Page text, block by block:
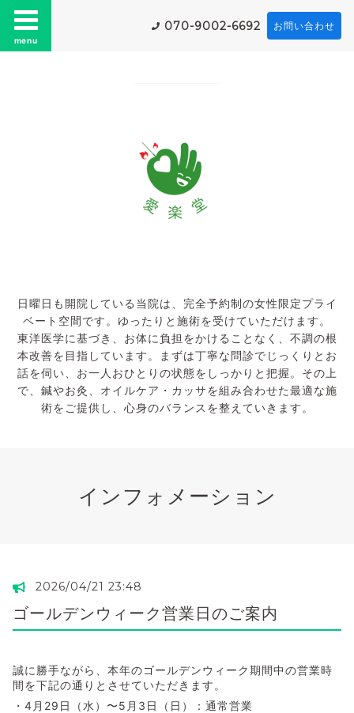
menu
070-9002-6692 お問い合わせ
日曜日も開院している当院は、完全予約制の女性限定プライ
ベート空間です。ゆったりと施術を受けていただけます。
東洋医学に基づき、お体に負担をかけることなく、不調の根
本改善を目指しています。まずは丁寧な問診でじっくりとお
話を伺い、お一人おひとりの状態をしっかりと把握。その上
で、鍼やお灸、オイルケア・カッサを組み合わせた最適な施
術をご提供し、心身のバランスを整えていきます。
インフォメーション
2026/04/21 23:48
ゴールデンウィーク営業日のご案内
誠に勝手ながら、本年のゴールデンウィーク期間中の営業時
間を下記の通りとさせていただきます。
・4月29日（水）〜5月3日（日）：通常営業